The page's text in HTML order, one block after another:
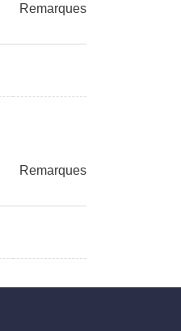
Remarques
Remarques